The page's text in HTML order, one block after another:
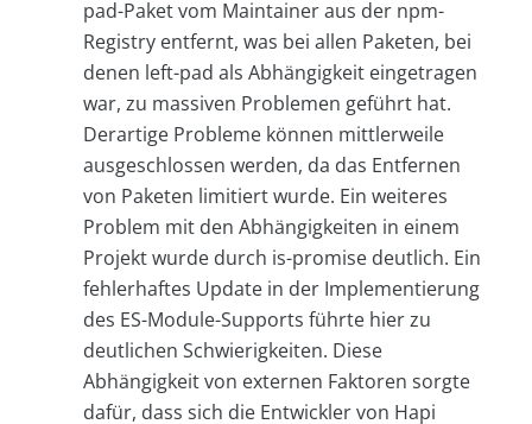
pad-Paket vom Maintainer aus der npm-
Registry entfernt, was bei allen Paketen, bei
denen left-pad als Abhängigkeit eingetragen
war, zu massiven Problemen geführt hat.
Derartige Probleme können mittlerweile
ausgeschlossen werden, da das Entfernen
von Paketen limitiert wurde. Ein weiteres
Problem mit den Abhängigkeiten in einem
Projekt wurde durch is-promise deutlich. Ein
fehlerhaftes Update in der Implementierung
des ES-Module-Supports führte hier zu
deutlichen Schwierigkeiten. Diese
Abhängigkeit von externen Faktoren sorgte
dafür, dass sich die Entwickler von Hapi